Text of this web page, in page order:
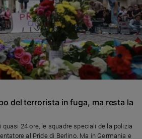
del terrorista in fuga, ma resta la
quasi 24 ore, le squadre speciali della polizia
al Pride di Berlino. Ma in Germania e